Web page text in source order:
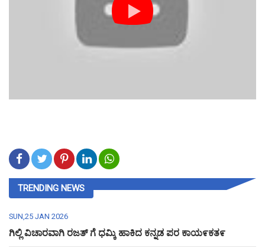
TRENDING NEWS
SUN,25 JAN 2026
ಗಿಲ್ಲಿ ವಿಚಾರವಾಗಿ ರಜತ್ ಗೆ ಧಮ್ಕಿ ಹಾಕಿದ ಕನ್ನಡ ಪರ ಕಾಯ೯ಕತ೯